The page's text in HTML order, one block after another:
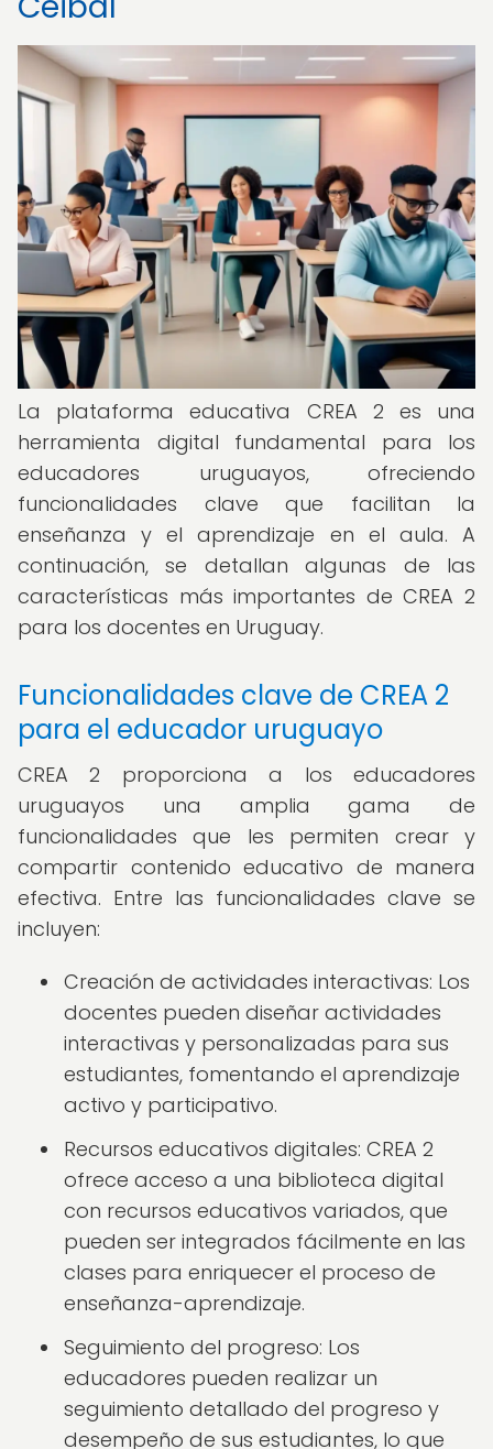
La plataforma educativa CREA 2 es una
herramienta digital fundamental para los
educadores uruguayos, ofreciendo
funcionalidades clave que facilitan la
enseñanza y el aprendizaje en el aula. A
continuación, se detallan algunas de las
características más importantes de CREA 2
para los docentes en Uruguay.
Funcionalidades clave de CREA 2
para el educador uruguayo
CREA 2 proporciona a los educadores
uruguayos una amplia gama de
funcionalidades que les permiten crear y
compartir contenido educativo de manera
efectiva. Entre las funcionalidades clave se
incluyen:
Creación de actividades interactivas: Los
docentes pueden diseñar actividades
interactivas y personalizadas para sus
estudiantes, fomentando el aprendizaje
activo y participativo.
Recursos educativos digitales: CREA 2
ofrece acceso a una biblioteca digital
con recursos educativos variados, que
pueden ser integrados fácilmente en las
clases para enriquecer el proceso de
enseñanza-aprendizaje.
Seguimiento del progreso: Los
educadores pueden realizar un
seguimiento detallado del progreso y
desempeño de sus estudiantes, lo que